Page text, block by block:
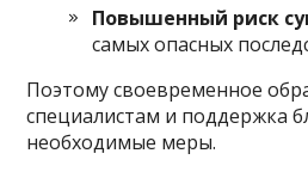
Повышенный риск
самых опасных
Поэтому своевременное
специалистам и поддержка
необходимые меры.